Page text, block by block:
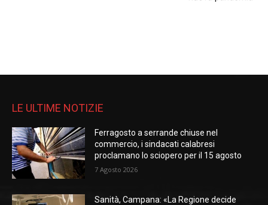
LE ULTIME NOTIZIE
Ferragosto a serrande chiuse nel
commercio, i sindacati calabresi
proclamano lo sciopero per il 15 agosto
7 Agosto 2026
Sanità, Campana: «La Regione decide